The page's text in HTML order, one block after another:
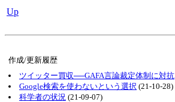
Up
作成/更新履歴
ツイッター買収──GAFA言論裁定体制に対抗
Google検索を使わないという選択 (21-10-28)
科学者の状況 (21-09-07)